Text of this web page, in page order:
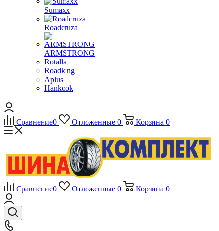
Sumaxx
Roadcruza
ARMSTRONG
Rotalla
Roadking
Aplus
Hankook
Сравнение0 Отложенные 0 Корзина 0
Сравнение0 Отложенные 0 Корзина 0